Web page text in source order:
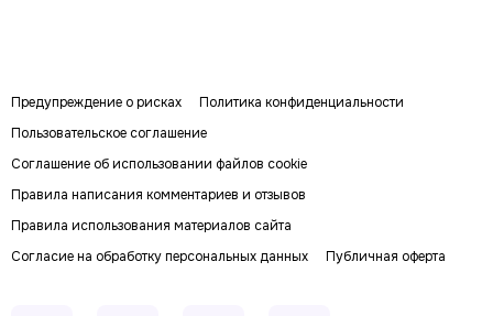
Предупреждение о рисках
Политика конфиденциальности
Пользовательское соглашение
Соглашение об использовании файлов cookie
Правила написания комментариев и отзывов
Правила использования материалов сайта
Согласие на обработку персональных данных
Публичная оферта